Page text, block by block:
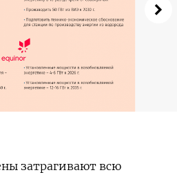
затрагивают всю